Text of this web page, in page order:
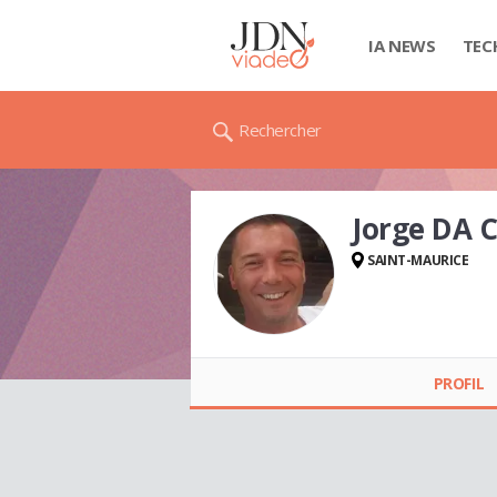
IA NEWS
Rechercher
Jorge DA
SAINT-MAURICE
PROFIL